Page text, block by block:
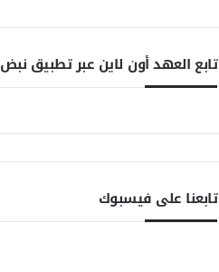
تابع العهد أون لاين عبر تطبيق نبض
تابعنا على فيسبوك